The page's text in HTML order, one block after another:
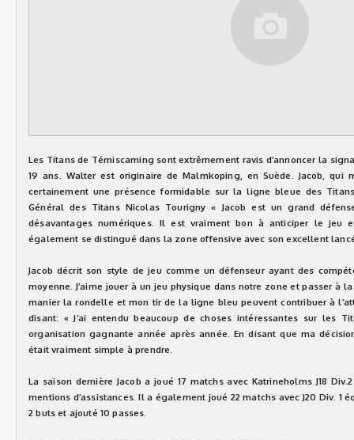
Les Titans de Témiscaming sont extrêmement ravis d’annoncer la
19 ans. Walter est originaire de Malmkoping, en Suède. Jacob, qui
certainement une présence formidable sur la ligne bleue des
Général des Titans Nicolas Tourigny « Jacob est un grand
désavantages numériques. Il est vraiment bon à anticiper le jeu
également se distingué dans la zone offensive avec son excellent
Jacob décrit son style de jeu comme un défenseur ayant des
moyenne. J’aime jouer à un jeu physique dans notre zone et passer à
manier la rondelle et mon tir de la ligne bleu peuvent contribuer à
disant: « J’ai entendu beaucoup de choses intéressantes sur les
organisation gagnante année après année. En disant que ma
était vraiment simple à prendre.
La saison dernière Jacob a joué 17 matchs avec Katrineholms J18
mentions d’assistances. Il a également joué 22 matchs avec J20 Div. 1
2 buts et ajouté 10 passes.